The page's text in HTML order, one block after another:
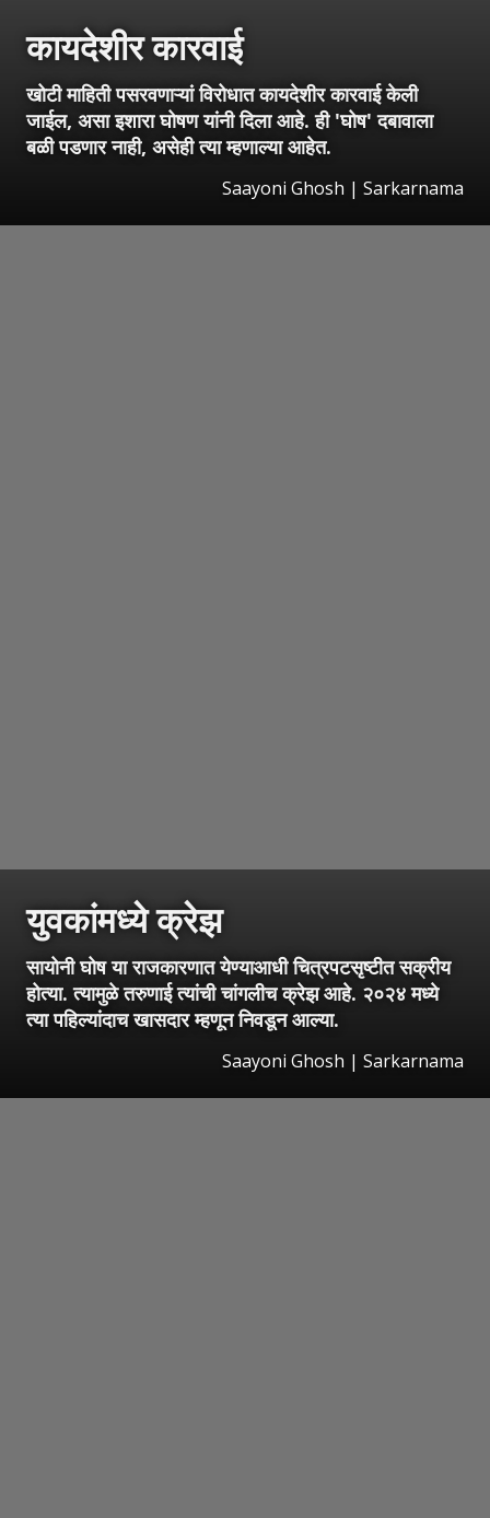
कायदेशीर कारवाई
खोटी माहिती पसरवणाऱ्यां विरोधात कायदेशीर कारवाई केली
जाईल, असा इशारा घोषण यांनी दिला आहे. ही 'घोष' दबावाला
बळी पडणार नाही, असेही त्या म्हणाल्या आहेत.
Saayoni Ghosh | Sarkarnama
युवकांमध्ये क्रेझ
सायोनी घोष या राजकारणात येण्याआधी चित्रपटसृष्टीत सक्रीय
होत्या. त्यामुळे तरुणाई त्यांची चांगलीच क्रेझ आहे. २०२४ मध्ये
त्या पहिल्यांदाच खासदार म्हणून निवडून आल्या.
Saayoni Ghosh | Sarkarnama